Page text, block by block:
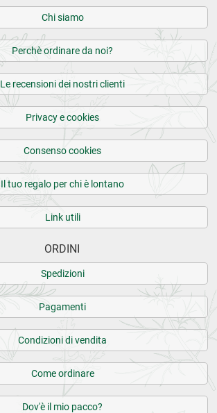
Chi siamo
Perchè ordinare da noi?
Le recensioni dei nostri clienti
Privacy e cookies
Consenso cookies
Il tuo regalo per chi è lontano
Link utili
ORDINI
Spedizioni
Pagamenti
Condizioni di vendita
Come ordinare
Dov'è il mio pacco?